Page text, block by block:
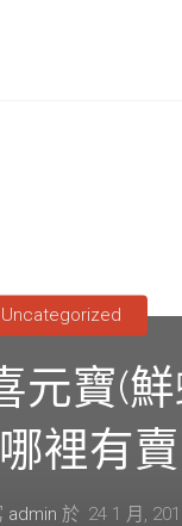
寶(
裡有賣
admin 於 24 1 月,
Uncategorized